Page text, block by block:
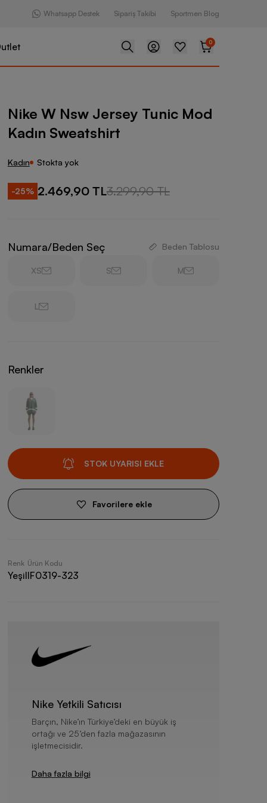
Whatsapp Destek Sipariş Takibi Sportmen Blog
0
Tunic Mod Kadın Sweatshirt
Nike W Nsw Jersey Tunic Mod
Kadın Sweatshirt
Kadın Stokta yok
-25% 2.469,90 TL3.299,90 TL
Numara/Beden Seç Beden Tablosu
XS S M
L
Renkler
STOK UYARISI EKLE
Favorilere ekle
Renk
Yeşil
Ürün Kodu
IF0319-323
Nike Yetkili Satıcısı
Barçın, Nike’ın Türkiye’deki en büyük iş
ortağı ve 25’den fazla mağazasının
işletmecisidir.
Daha fazla bilgi